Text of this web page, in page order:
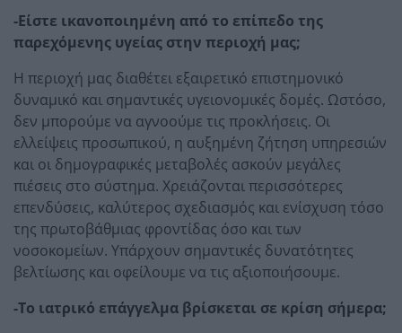
-Είστε ικανοποιημένη από το επίπεδο της
παρεχόμενης υγείας στην περιοχή μας;
Η περιοχή μας διαθέτει εξαιρετικό επιστημονικό
δυναμικό και σημαντικές υγειονομικές δομές. Ωστόσο,
δεν μπορούμε να αγνοούμε τις προκλήσεις. Οι
ελλείψεις προσωπικού, η αυξημένη ζήτηση υπηρεσιών
και οι δημογραφικές μεταβολές ασκούν μεγάλες
πιέσεις στο σύστημα. Χρειάζονται περισσότερες
επενδύσεις, καλύτερος σχεδιασμός και ενίσχυση τόσο
της πρωτοβάθμιας φροντίδας όσο και των
νοσοκομείων. Υπάρχουν σημαντικές δυνατότητες
βελτίωσης και οφείλουμε να τις αξιοποιήσουμε.
-Το ιατρικό επάγγελμα βρίσκεται σε κρίση σήμερα;